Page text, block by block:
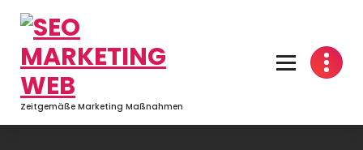
Zeitgemäße Marketing Maßnahmen